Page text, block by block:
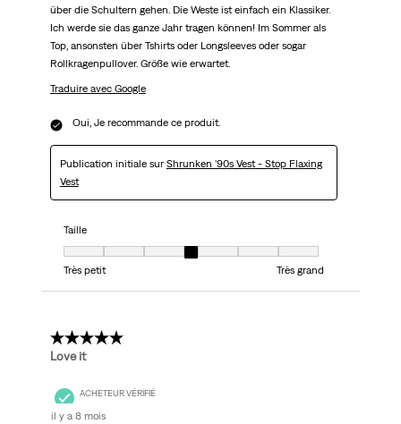
über die Schultern gehen. Die Weste ist einfach ein Klassiker.
Ich werde sie das ganze Jahr tragen können! Im Sommer als
Top, ansonsten über Tshirts oder Longsleeves oder sogar
Rollkragenpullover. Größe wie erwartet.
Traduire avec Google
Oui, Je recommande ce produit.
Publication initiale sur Shrunken '90s Vest - Stop Flaxing
Vest
Taille
Taille, 4 sur 7, où 1 est égal à Très petit et 7 est égal à Très grand
Très petit
Très grand
5 étoile(s) sur 5.
Love it
ACHETEUR VÉRIFIÉ
il y a 8 mois